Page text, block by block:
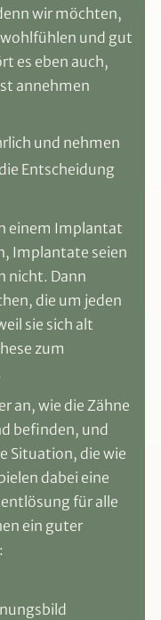
wir möchten,
wohlfühlen und gut
es eben auch,
annehmen
und nehmen
Entscheidung
einem Implantat
Implantate seien
nicht. Dann
die um jeden
sie sich alt
zum
an, wie die Zähne
befinden, und
Situation, die wie
dabei eine
für alle
ein guter